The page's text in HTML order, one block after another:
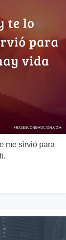
me sirvió para